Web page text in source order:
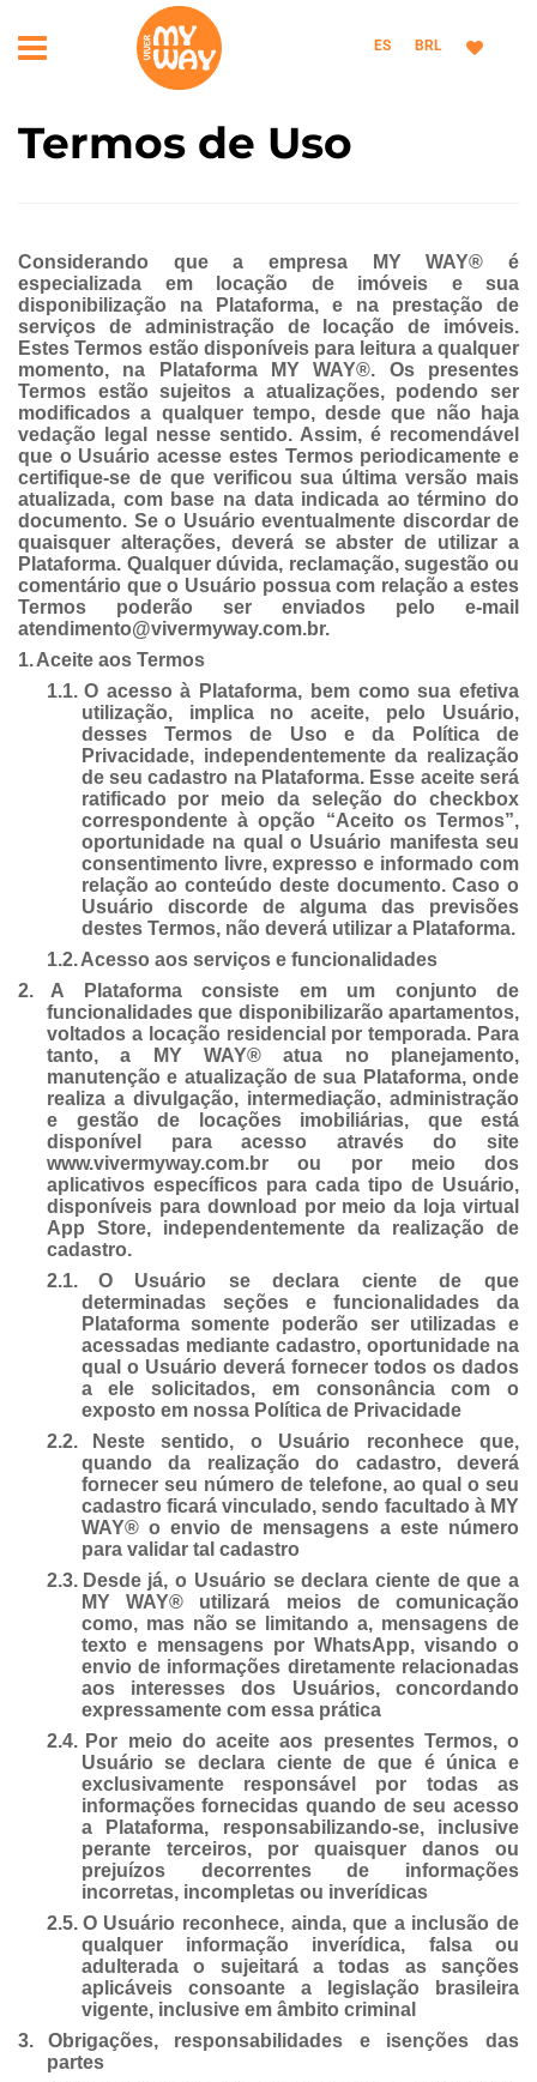
ES BRL
Termos de Uso
Considerando que a empresa MY WAY® é
especializada em locação de imóveis e sua
disponibilização na Plataforma, e na prestação de
serviços de administração de locação de imóveis.
Estes Termos estão disponíveis para leitura a qualquer
momento, na Plataforma MY WAY®. Os presentes
Termos estão sujeitos a atualizações, podendo ser
modificados a qualquer tempo, desde que não haja
vedação legal nesse sentido. Assim, é recomendável
que o Usuário acesse estes Termos periodicamente e
certifique-se de que verificou sua última versão mais
atualizada, com base na data indicada ao término do
documento. Se o Usuário eventualmente discordar de
quaisquer alterações, deverá se abster de utilizar a
Plataforma. Qualquer dúvida, reclamação, sugestão ou
comentário que o Usuário possua com relação a estes
Termos poderão ser enviados pelo e-mail
atendimento@vivermyway.com.br.
1.Aceite aos Termos
1.1. O acesso à Plataforma, bem como sua efetiva
utilização, implica no aceite, pelo Usuário,
desses Termos de Uso e da Política de
Privacidade, independentemente da realização
de seu cadastro na Plataforma. Esse aceite será
ratificado por meio da seleção do checkbox
correspondente à opção “Aceito os Termos”,
oportunidade na qual o Usuário manifesta seu
consentimento livre, expresso e informado com
relação ao conteúdo deste documento. Caso o
Usuário discorde de alguma das previsões
destes Termos, não deverá utilizar a Plataforma.
1.2.Acesso aos serviços e funcionalidades
2.
A Plataforma consiste em um conjunto de
funcionalidades que disponibilizarão apartamentos,
voltados a locação residencial por temporada. Para
tanto, a MY WAY® atua no planejamento,
manutenção e atualização de sua Plataforma, onde
realiza a divulgação, intermediação, administração
e gestão de locações imobiliárias, que está
disponível para acesso através do site
www.vivermyway.com.br ou por meio dos
aplicativos específicos para cada tipo de Usuário,
disponíveis para download por meio da loja virtual
App Store, independentemente da realização de
cadastro.
2.1.
O Usuário se declara ciente de que
determinadas seções e funcionalidades da
Plataforma somente poderão ser utilizadas e
acessadas mediante cadastro, oportunidade na
qual o Usuário deverá fornecer todos os dados
a ele solicitados, em consonância com o
exposto em nossa Política de Privacidade
2.2.
Neste sentido, o Usuário reconhece que,
quando da realização do cadastro, deverá
fornecer seu número de telefone, ao qual o seu
cadastro ficará vinculado, sendo facultado à MY
WAY® o envio de mensagens a este número
para validar tal cadastro
2.3. Desde já, o Usuário se declara ciente de que a
MY WAY® utilizará meios de comunicação
como, mas não se limitando a, mensagens de
texto e mensagens por WhatsApp, visando o
envio de informações diretamente relacionadas
aos interesses dos Usuários, concordando
expressamente com essa prática
2.4. Por meio do aceite aos presentes Termos, o
Usuário se declara ciente de que é única e
exclusivamente responsável por todas as
informações fornecidas quando de seu acesso
a Plataforma, responsabilizando-se, inclusive
perante terceiros, por quaisquer danos ou
prejuízos decorrentes de informações
incorretas, incompletas ou inverídicas
2.5. O Usuário reconhece, ainda, que a inclusão de
qualquer informação inverídica, falsa ou
adulterada o sujeitará a todas as sanções
aplicáveis consoante a legislação brasileira
vigente, inclusive em âmbito criminal
3.
Obrigações, responsabilidades e isenções das
partes